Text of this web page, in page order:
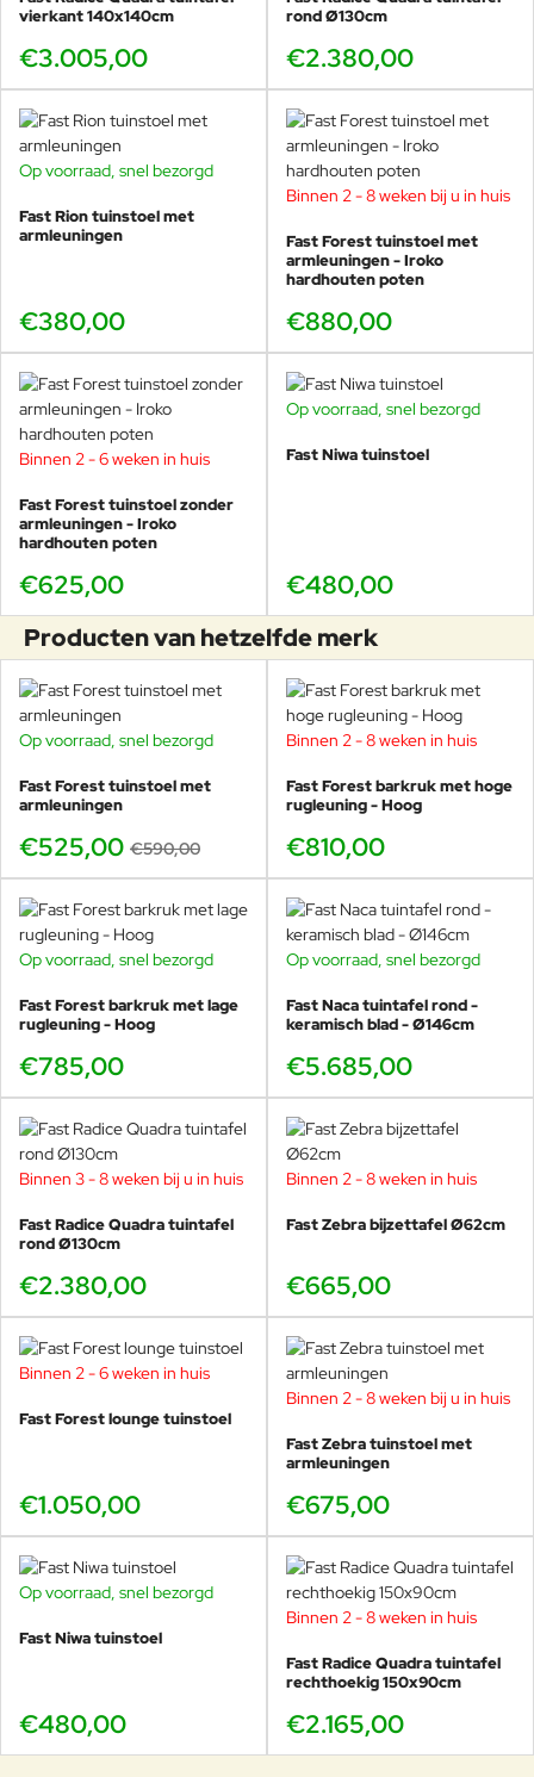
vierkant 140x140cm
€3.005,00
rond Ø130cm
€2.380,00
Op voorraad, snel bezorgd
Fast Rion tuinstoel met
armleuningen
€380,00
Binnen 2 - 8 weken bij u in huis
Fast Forest tuinstoel met
armleuningen - Iroko
hardhouten poten
€880,00
Binnen 2 - 6 weken in huis
Fast Forest tuinstoel zonder
armleuningen - Iroko
hardhouten poten
€625,00
Op voorraad, snel bezorgd
Fast Niwa tuinstoel
€480,00
Producten van hetzelfde merk
-11%
Op voorraad, snel bezorgd
Fast Forest tuinstoel met
armleuningen
€525,00 €590,00
Binnen 2 - 8 weken in huis
Fast Forest barkruk met hoge
rugleuning - Hoog
€810,00
Op voorraad, snel bezorgd
Fast Forest barkruk met lage
rugleuning - Hoog
€785,00
Op voorraad, snel bezorgd
Fast Naca tuintafel rond -
keramisch blad - Ø146cm
€5.685,00
Binnen 3 - 8 weken bij u in huis
Fast Radice Quadra tuintafel
rond Ø130cm
€2.380,00
Binnen 2 - 8 weken in huis
Fast Zebra bijzettafel Ø62cm
€665,00
Binnen 2 - 6 weken in huis
Fast Forest lounge tuinstoel
€1.050,00
Binnen 2 - 8 weken bij u in huis
Fast Zebra tuinstoel met
armleuningen
€675,00
Op voorraad, snel bezorgd
Fast Niwa tuinstoel
€480,00
Binnen 2 - 8 weken in huis
Fast Radice Quadra tuintafel
rechthoekig 150x90cm
€2.165,00